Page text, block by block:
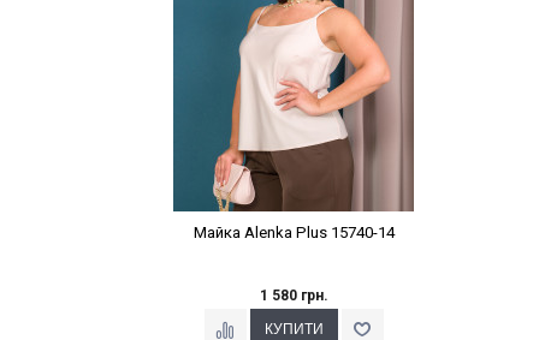
Майка Alenka Plus 15740-14
1 580 грн.